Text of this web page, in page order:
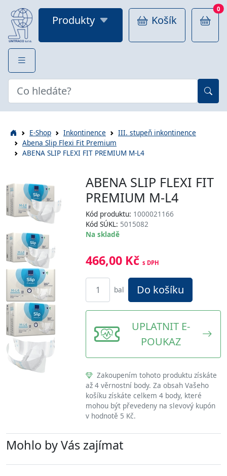
Produkty Košík
0
E-Shop Inkontinence
III. stupeň inkontinence
Abena Slip Flexi Fit Premium
ABENA SLIP FLEXI FIT PREMIUM M-L4
ABENA SLIP FLEXI FIT
PREMIUM M-L4
Kód produktu: 1000021166
Kód SÚKL: 5015082
Na skladě
466,00 Kčs DPH
bal Do košíku
UPLATNIT E-
POUKAZ
Zakoupením tohoto produktu získáte
až 4 věrnostní body. Za obsah Vašeho
košíku získáte celkem 4 body, které
mohou být převedeny na slevový kupón
v hodnotě 5 Kč.
Mohlo by Vás zajímat